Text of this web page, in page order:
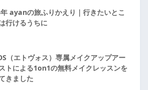
ayanの旅ふりかえり｜行きたいとこ
行けるうちに
（エトヴォス）専属メイクアップアー
トによる1on1の無料メイクレッスンを
きました